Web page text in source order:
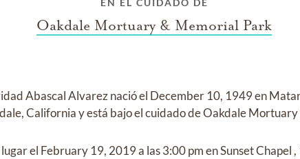
EN EL CUIDADO DE
Oakdale Mortuary & Memorial Park
Abascal Alvareznació el December 10, 1949 en
Californiayestá bajo el cuidado deOakdale
el February 19, 2019a las3:00 pmenSunset Chapel ,